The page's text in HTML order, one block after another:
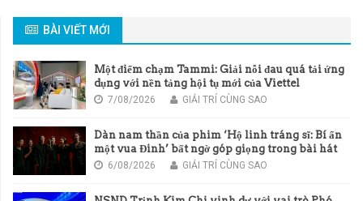
BÀI VIẾT MỚI
Một điểm chạm Tammi: Giải nỗi đau quá tải ứng
dụng với nền tảng hội tụ mới của Viettel
7/08/2026 GIẢI TRÍ CÙNG SAO
Dàn nam thần của phim ‘Hộ linh tráng sĩ: Bí ẩn
một vua Đinh’ bất ngờ góp giọng trong bài hát
chủ đề của phim
6/08/2026 GIẢI TRÍ CÙNG SAO